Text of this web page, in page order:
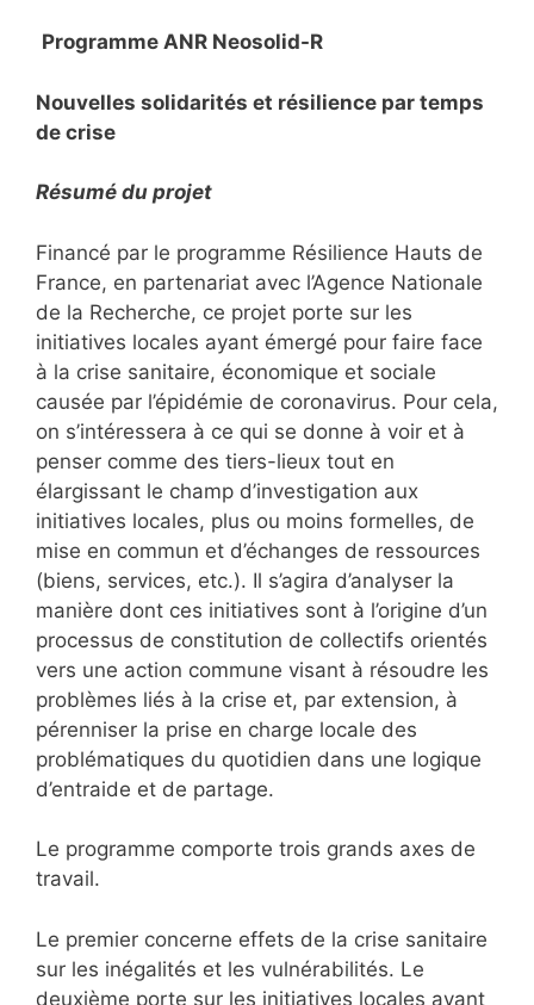
Programme ANR Neosolid-R
Nouvelles solidarités et résilience par temps
de crise
Résumé du projet
Financé par le programme Résilience Hauts de
France, en partenariat avec l’Agence Nationale
de la Recherche, ce projet porte sur les
initiatives locales ayant émergé pour faire face
à la crise sanitaire, économique et sociale
causée par l’épidémie de coronavirus. Pour cela,
on s’intéressera à ce qui se donne à voir et à
penser comme des tiers-lieux tout en
élargissant le champ d’investigation aux
initiatives locales, plus ou moins formelles, de
mise en commun et d’échanges de ressources
(biens, services, etc.). Il s’agira d’analyser la
manière dont ces initiatives sont à l’origine d’un
processus de constitution de collectifs orientés
vers une action commune visant à résoudre les
problèmes liés à la crise et, par extension, à
pérenniser la prise en charge locale des
problématiques du quotidien dans une logique
d’entraide et de partage.
Le programme comporte trois grands axes de
travail.
Le premier concerne effets de la crise sanitaire
sur les inégalités et les vulnérabilités. Le
deuxième porte sur les initiatives locales ayant